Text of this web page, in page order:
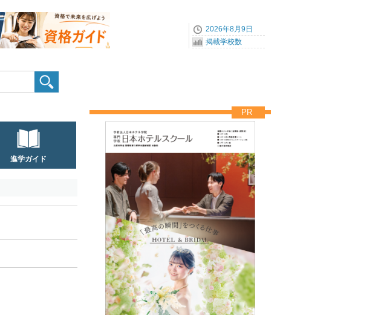
2026年8月9日
掲載学校数
進学ガイド
PR